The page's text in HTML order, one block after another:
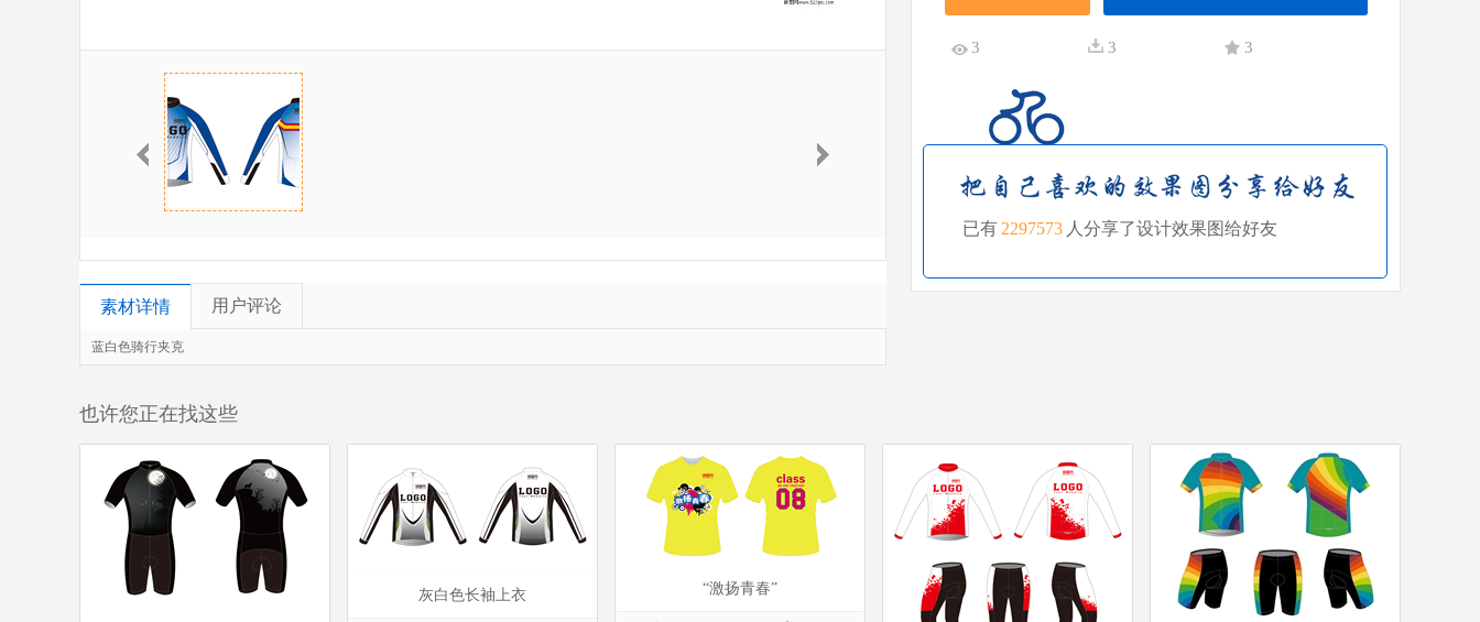
素材详情 用户评论
蓝白色骑行夹克
3 3 3
已有 2297573 人分享了设计效果图给好友
也许您正在找这些
灰白色长袖上衣 “激扬青春”